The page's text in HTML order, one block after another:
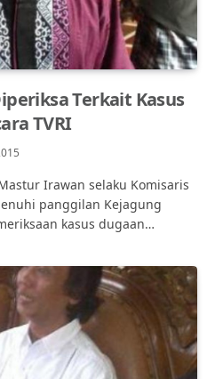
Terkait Kasus
TVRI
Irawan selaku Komisaris
panggilan Kejagung
kasus dugaan…